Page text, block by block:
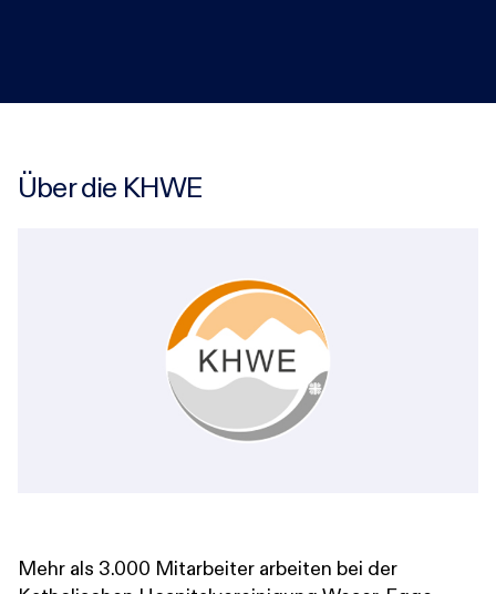
Über die KHWE
Mehr als 3.000 Mitarbeiter arbeiten bei der